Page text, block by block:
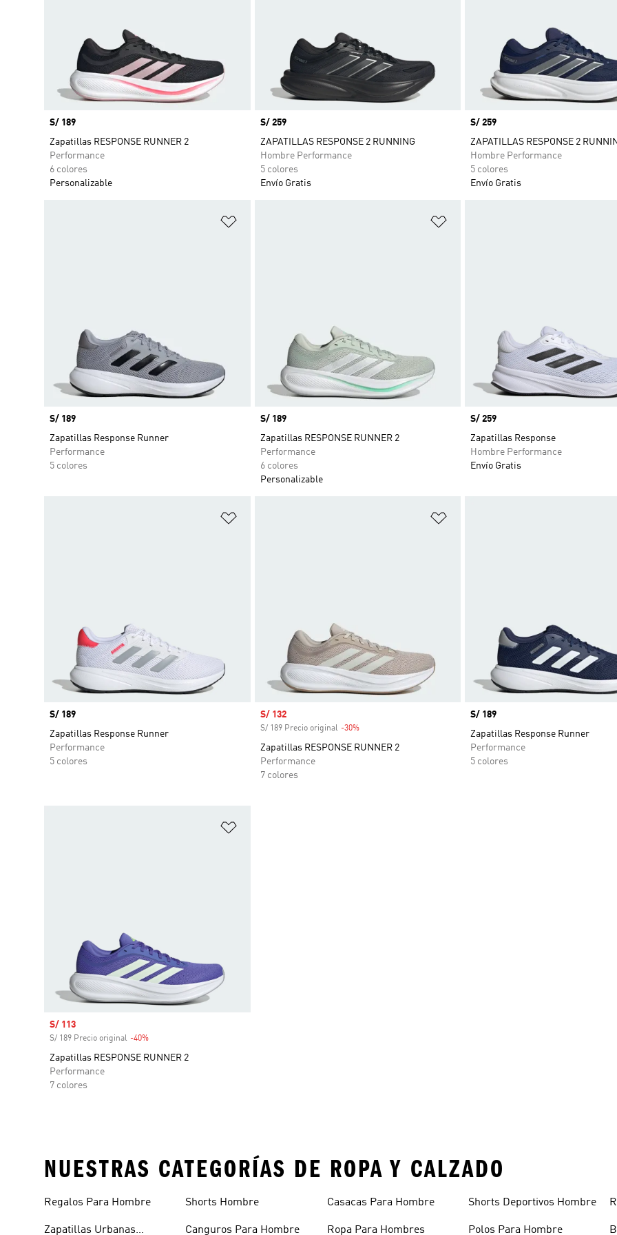
Precio
S/ 189
Zapatillas RESPONSE RUNNER 2
Performance
6 colores
Personalizable
Precio
S/ 259
ZAPATILLAS RESPONSE 2 RUNNING
Hombre Performance
5 colores
Envío Gratis
Precio
S/ 259
ZAPATILLAS RESPONSE 2
Hombre Performance
5 colores
Envío Gratis
Precio
S/ 189
Zapatillas Response Runner
Performance
5 colores
Precio
S/ 189
Zapatillas RESPONSE RUNNER 2
Performance
6 colores
Personalizable
Precio
S/ 259
Zapatillas Response
Hombre Performance
Envío Gratis
Precio
S/ 189
Zapatillas Response Runner
Performance
5 colores
Precio de venta
S/ 132
S/ 189 Precio original -30%Descuento
Zapatillas RESPONSE RUNNER 2
Performance
7 colores
Precio
S/ 189
Zapatillas Response Runner
Performance
5 colores
Precio de venta
S/ 113
S/ 189 Precio original -40%
Zapatillas RESPONSE RUNNER 2
Performance
7 colores
NUESTRAS CATEGORÍAS DE ROPA Y CALZADO
Regalos Para Hombre
Zapatillas Urbanas
Shorts Hombre
Canguros Para Hombre
Casacas Para Hombre
Ropa Para Hombres
Shorts Deportivos Hombre
Polos Para Hombre